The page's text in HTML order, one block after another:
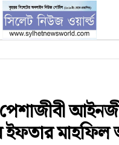
ইফতার মাহফিল